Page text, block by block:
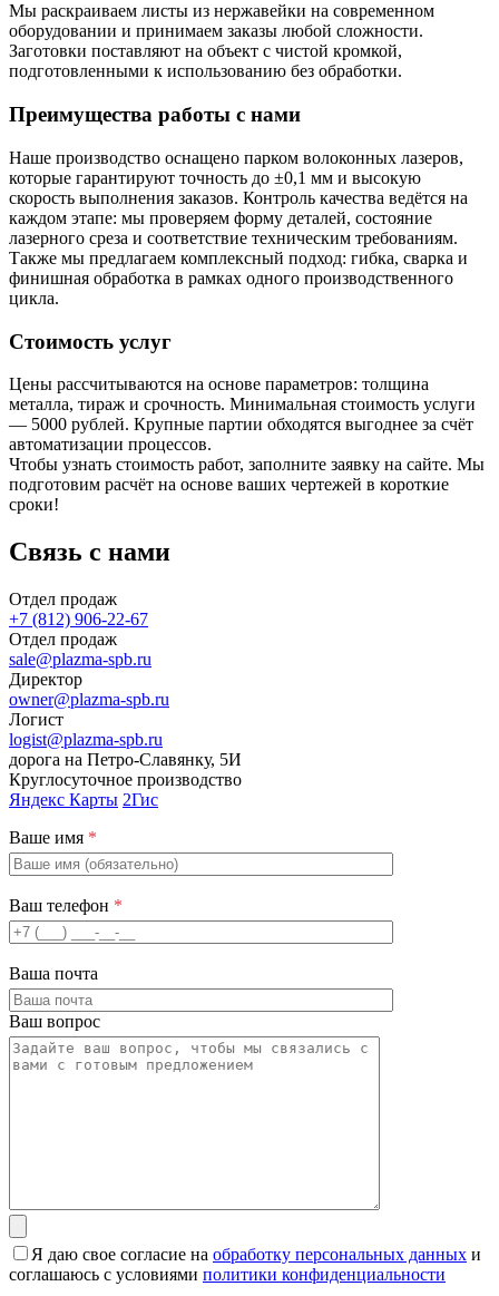
Мы раскраиваем листы из нержавейки на современном
оборудовании и принимаем заказы любой сложности.
Заготовки поставляют на объект с чистой кромкой,
подготовленными к использованию без обработки.
Преимущества работы с нами
Наше производство оснащено парком волоконных лазеров,
которые гарантируют точность до ±0,1 мм и высокую
скорость выполнения заказов. Контроль качества ведётся на
каждом этапе: мы проверяем форму деталей, состояние
лазерного среза и соответствие техническим требованиям.
Также мы предлагаем комплексный подход: гибка, сварка и
финишная обработка в рамках одного производственного
цикла.
Стоимость услуг
Цены рассчитываются на основе параметров: толщина
металла, тираж и срочность. Минимальная стоимость услуги
— 5000 рублей. Крупные партии обходятся выгоднее за счёт
автоматизации процессов.
Чтобы узнать стоимость работ, заполните заявку на сайте. Мы
подготовим расчёт на основе ваших чертежей в короткие
сроки!
Связь с нами
Отдел продаж
+7 (812) 906-22-67
Отдел продаж
sale@plazma-spb.ru
Директор
owner@plazma-spb.ru
Логист
logist@plazma-spb.ru
дорога на Петро-Славянку, 5И
Круглосуточное производство
Яндекс Карты 2Гис
Ваше имя *
Ваш телефон *
Ваша почта
Ваш вопрос
Я даю свое согласие на обработку персональных данных и
соглашаюсь с условиями политики конфиденциальности